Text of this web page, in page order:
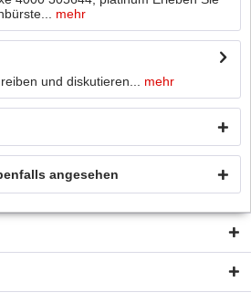
mehr
und diskutieren...
mehr
angesehen